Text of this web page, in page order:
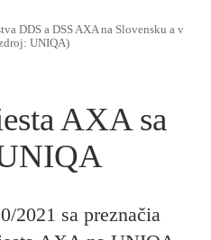
DDS a DSS AXA na Slovensku a v
UNIQA)
AXA sa
2021 sa preznačia